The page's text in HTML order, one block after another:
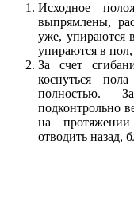
Исходное
выпрямлены,
уже, упираются
упираются в
За счет
коснуться
полностью.
подконтрольно
на
отводить назад,